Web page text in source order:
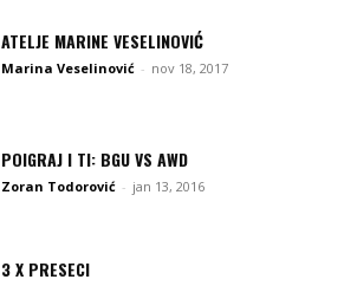
ATELJE MARINE VESELINOVIĆ
Marina Veselinović - nov 18, 2017
POIGRAJ I TI: BGU VS AWD
Zoran Todorović - jan 13, 2016
3 X PRESECI